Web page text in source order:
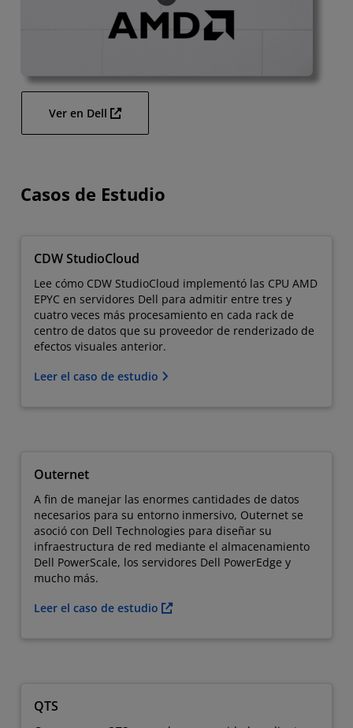
Ver en Dell
Casos de Estudio
CDW StudioCloud
Lee cómo CDW StudioCloud implementó las CPU AMD
EPYC en servidores Dell para admitir entre tres y
cuatro veces más procesamiento en cada rack de
centro de datos que su proveedor de renderizado de
efectos visuales anterior.
Leer el caso de estudio
Outernet
A fin de manejar las enormes cantidades de datos
necesarios para su entorno inmersivo, Outernet se
asoció con Dell Technologies para diseñar su
infraestructura de red mediante el almacenamiento
Dell PowerScale, los servidores Dell PowerEdge y
mucho más.
Leer el caso de estudio
QTS